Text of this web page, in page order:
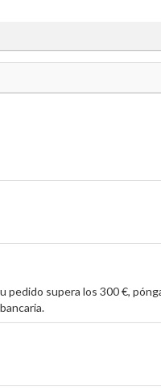
supera los 300 €,